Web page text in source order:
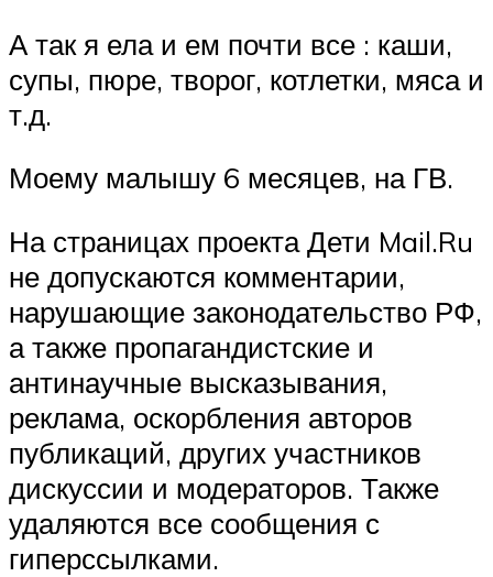
А так я ела и ем почти все : каши,
супы, пюре, творог, котлетки, мяса и
т.д.
Моему малышу 6 месяцев, на ГВ.
На страницах проекта Дети Mail.Ru
не допускаются комментарии,
нарушающие законодательство РФ,
а также пропагандистские и
антинаучные высказывания,
реклама, оскорбления авторов
публикаций, других участников
дискуссии и модераторов. Также
удаляются все сообщения с
гиперссылками.